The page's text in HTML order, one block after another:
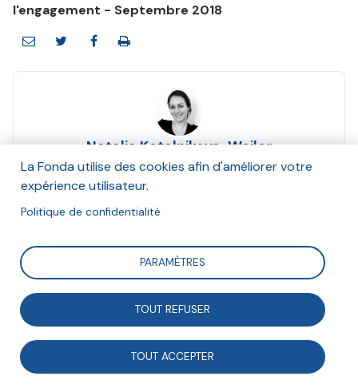
l'engagement - Septembre 2018
Natalia Kotelnikova-Weiler
Septembre 2018
La diversification des dispositifs d’engagement au
sein d’une même entreprise ou la sollicitation
croissante des compétences personnelles des salariés
sont des signaux certains d’une nouvelle tendance
dans la mobilisation des salariés : la personnalisation
La Fonda utilise des cookies afin d'améliorer votre
expérience utilisateur.
Politique de confidentialité
PARAMÈTRES
TOUT REFUSER
TOUT ACCEPTER